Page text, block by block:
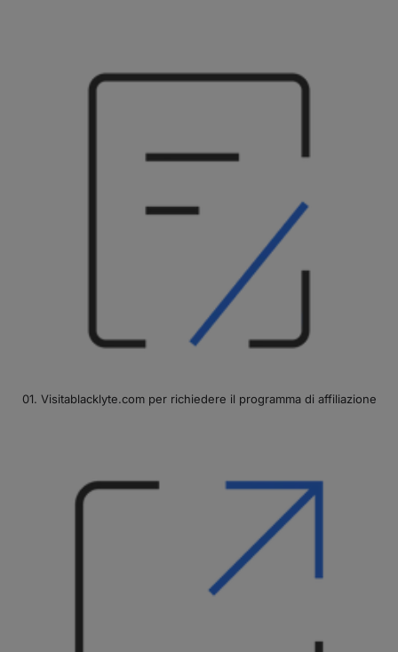
01. Visitablacklyte.com per richiedere il programma di affiliazione